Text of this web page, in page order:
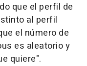
que el perfil de
al perfil
el número de
es aleatorio y
quiere".